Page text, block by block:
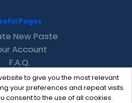
to give you the most relevant
your preferences and repeat visits.
consent to the use of all cookies.
Pages
New Paste
Account
F.A.Q.
Recent
Contact